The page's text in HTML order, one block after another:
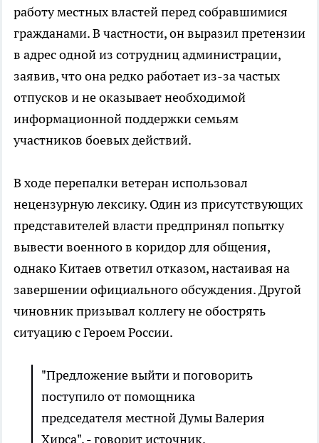
работу местных властей перед собравшимися
гражданами. В частности, он выразил претензии
в адрес одной из сотрудниц администрации,
заявив, что она редко работает из-за частых
отпусков и не оказывает необходимой
информационной поддержки семьям
участников боевых действий.
В ходе перепалки ветеран использовал
нецензурную лексику. Один из присутствующих
представителей власти предпринял попытку
вывести военного в коридор для общения,
однако Китаев ответил отказом, настаивая на
завершении официального обсуждения. Другой
чиновник призывал коллегу не обострять
ситуацию с Героем России.
"Предложение выйти и поговорить
поступило от помощника
председателя местной Думы Валерия
Хирса", - говорит источник.